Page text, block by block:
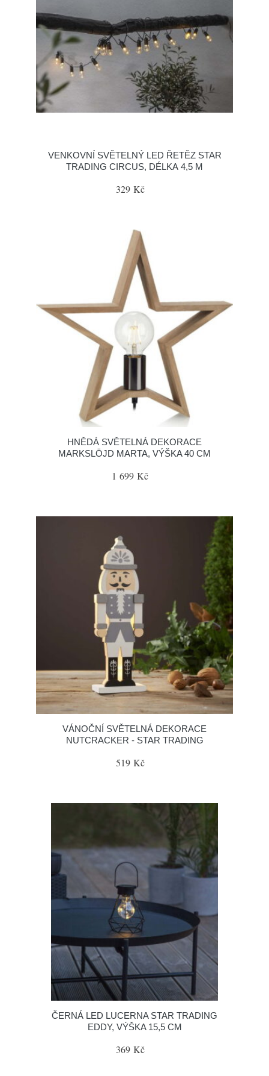
VENKOVNÍ SVĚTELNÝ LED ŘETĚZ STAR
TRADING CIRCUS, DÉLKA 4,5 M
329 Kč
HNĚDÁ SVĚTELNÁ DEKORACE
MARKSLÖJD MARTA, VÝŠKA 40 CM
1 699 Kč
VÁNOČNÍ SVĚTELNÁ DEKORACE
NUTCRACKER - STAR TRADING
519 Kč
ČERNÁ LED LUCERNA STAR TRADING
EDDY, VÝŠKA 15,5 CM
369 Kč